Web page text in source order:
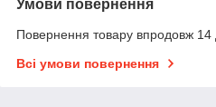
Умови повернення
Повернення товару впродовж 14
Всі умови повернення